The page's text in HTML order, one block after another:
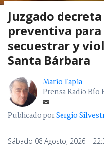
Juzgado
preventiva para
secuestrar y
Santa Bárbara
Mario Tapia
Prensa Radio Bío
Publicado porSergio
Sábado 08 Agosto, 2026 |